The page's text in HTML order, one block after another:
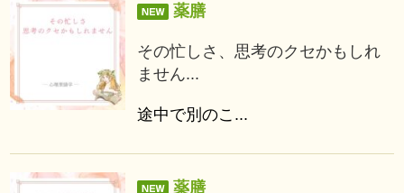
薬膳
その忙しさ、思考のクセかもしれ
ません...
途中で別のこ...
薬膳